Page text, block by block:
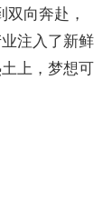
双向奔赴，
注入了新鲜
上，梦想可